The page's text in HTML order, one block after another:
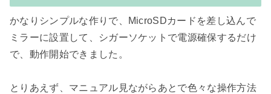
かなりシンプルな作りで、MicroSDカードを差し込んで
ミラーに設置して、シガーソケットで電源確保するだけ
で、動作開始できました。
とりあえず、マニュアル見ながらあとで色々な操作方法